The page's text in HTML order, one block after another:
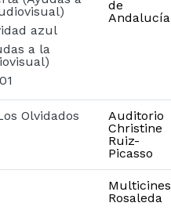
azul
a la
de
Andalucía
Olvidados
Auditorio
Christine
Ruiz-
Picasso
Multicines
Rosaleda